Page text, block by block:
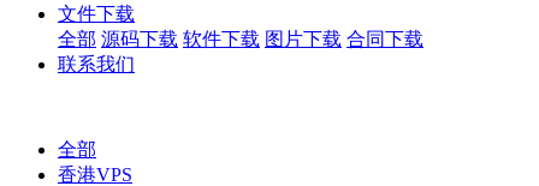
文件下载
全部 源码下载 软件下载 图片下载 合同下载
联系我们
全部
香港VPS